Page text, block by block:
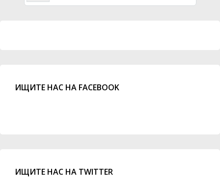
ИЩИТЕ НАС НА FACEBOOK
ИЩИТЕ НАС НА TWITTER